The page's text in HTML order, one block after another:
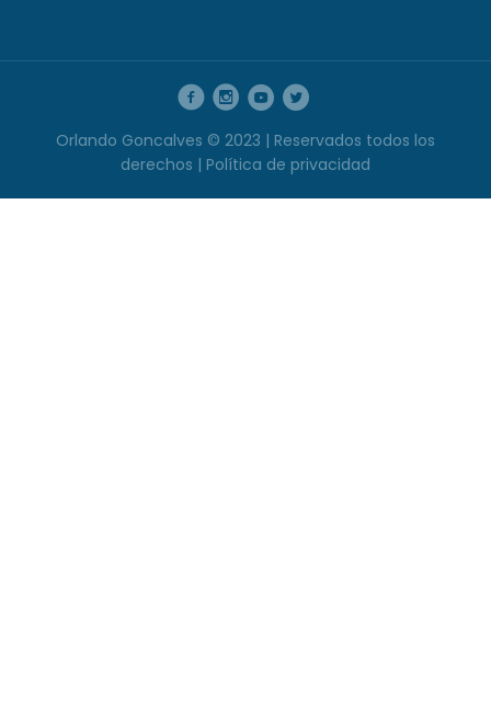
Orlando Goncalves © 2023 | Reservados todos los
derechos | Política de privacidad